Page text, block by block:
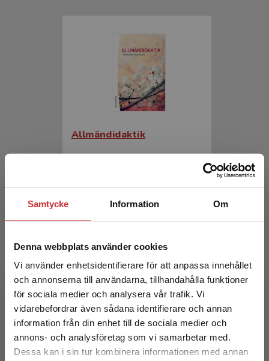
Samtycke Information Om
Denna webbplats använder cookies
Vi använder enhetsidentifierare för att anpassa innehållet
och annonserna till användarna, tillhandahålla funktioner
för sociala medier och analysera vår trafik. Vi
vidarebefordrar även sådana identifierare och annan
information från din enhet till de sociala medier och
annons- och analysföretag som vi samarbetar med.
Dessa kan i sin tur kombinera informationen med annan
Begränsad fraktregion
Allmändidaktik
Allmändidaktik
Hansén, S - E-Forsman, L (red.)